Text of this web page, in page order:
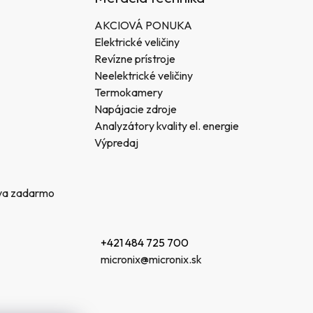
zadarmo
AKCIOVÁ PONUKA
Elektrické veličiny
Revízne prístroje
Neelektrické veličiny
Termokamery
Napájacie zdroje
Analyzátory kvality el. energie
Výpredaj
+421 484 725 700
micronix@micronix.sk